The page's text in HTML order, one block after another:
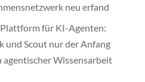
neu erfand
für KI-Agenten:
und Scout nur der Anfang
Wissensarbeit